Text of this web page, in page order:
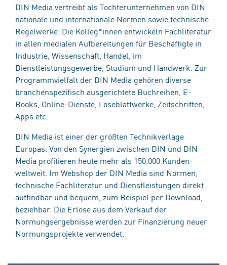
DIN Media vertreibt als Tochterunternehmen von DIN
nationale und internationale Normen sowie technische
Regelwerke. Die Kolleg*innen entwickeln Fachliteratur
in allen medialen Aufbereitungen für Beschäftigte in
Industrie, Wissenschaft, Handel, im
Dienstleistungsgewerbe, Studium und Handwerk. Zur
Programmvielfalt der DIN Media gehören diverse
branchenspezifisch ausgerichtete Buchreihen, E-
Books, Online-Dienste, Loseblattwerke, Zeitschriften,
Apps etc.
DIN Media ist einer der größten Technikverlage
Europas. Von den Synergien zwischen DIN und DIN
Media profitieren heute mehr als 150.000 Kunden
weltweit. Im Webshop der DIN Media sind Normen,
technische Fachliteratur und Dienstleistungen direkt
auffindbar und bequem, zum Beispiel per Download,
beziehbar. Die Erlöse aus dem Verkauf der
Normungsergebnisse werden zur Finanzierung neuer
Normungsprojekte verwendet.